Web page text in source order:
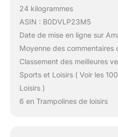
24 kilogrammes
ASIN : B0DVLP23M5
Date de mise en ligne sur
Moyenne des commentaires
Classement des meilleures
Sports et Loisirs ( Voir les
Loisirs )
6 en Trampolines de loisirs